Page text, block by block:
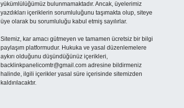
yükümlülüğümüz bulunmamaktadır. Ancak, üyelerimiz
yazdıkları içeriklerin sorumluluğunu taşımakta olup, siteye
üye olarak bu sorumluluğu kabul etmiş sayılırlar.
Sitemiz, kar amacı gütmeyen ve tamamen ücretsiz bir bilgi
paylaşım platformudur. Hukuka ve yasal düzenlemelere
aykırı olduğunu düşündüğünüz içerikleri,
backlinkpanelicomtr@gmail.comadresine bildirmeniz
halinde, ilgili içerikler yasal süre içerisinde sitemizden
kaldırılacaktır.